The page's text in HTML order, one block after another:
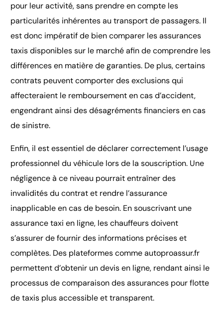
pour leur activité, sans prendre en compte les
particularités inhérentes au transport de passagers. Il
est donc impératif de bien comparer les assurances
taxis disponibles sur le marché afin de comprendre les
différences en matière de garanties. De plus, certains
contrats peuvent comporter des exclusions qui
affecteraient le remboursement en cas d’accident,
engendrant ainsi des désagréments financiers en cas
de sinistre.
Enfin, il est essentiel de déclarer correctement l’usage
professionnel du véhicule lors de la souscription. Une
négligence à ce niveau pourrait entraîner des
invalidités du contrat et rendre l’assurance
inapplicable en cas de besoin. En souscrivant une
assurance taxi en ligne, les chauffeurs doivent
s’assurer de fournir des informations précises et
complètes. Des plateformes comme autoproassur.fr
permettent d’obtenir un devis en ligne, rendant ainsi le
processus de comparaison des assurances pour flotte
de taxis plus accessible et transparent.